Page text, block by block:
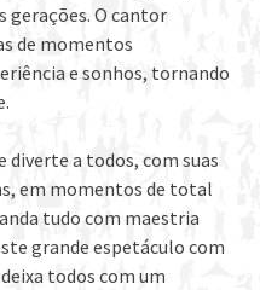
gerações. O cantor
de momentos
e sonhos, tornando
a todos, com suas
em momentos de total
tudo com maestria
grande espetáculo com
todos com um